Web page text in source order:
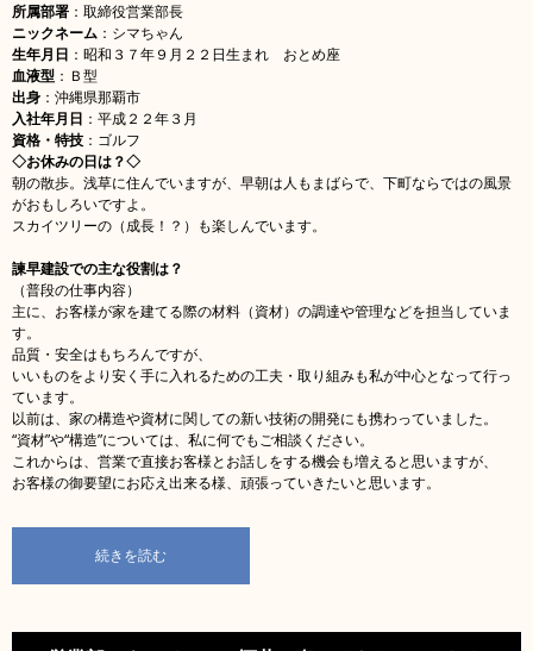
所属部署 ：取締役営業部長
ニックネーム ：シマちゃん
生年月日 ：昭和 ３７年９月２２日生まれ おとめ座
血液型 ：Ｂ型
出身 ：沖縄県那覇市
入社年月日 ：平成２２年３月
資格・特技 ：ゴルフ
◇お休みの日は？◇
朝の散歩。浅草に住んでいますが、早朝は人もまばらで、下町ならではの風景
がおもしろいですよ。
スカイツリーの（成長！？）も楽しんでいます。
諫早建設での主な役割は？
（普段の仕事内容）
主に、お客様が家を建てる際の材料（資材）の調達や管理などを担当していま
す。
品質・安全はもちろんですが、
いいものをより安く手に入れるための工夫・取り組みも私が中心となって行っ
ています。
以前は、家の構造や資材に関しての新い技術の開発にも携わっていました。
“資材”や“構造”については、私に何でもご相談ください。
これからは、営業で直接お客様とお話しをする機会も増えると思いますが、
お客様の御要望にお応え出来る様、頑張っていきたいと思います。
続きを読む